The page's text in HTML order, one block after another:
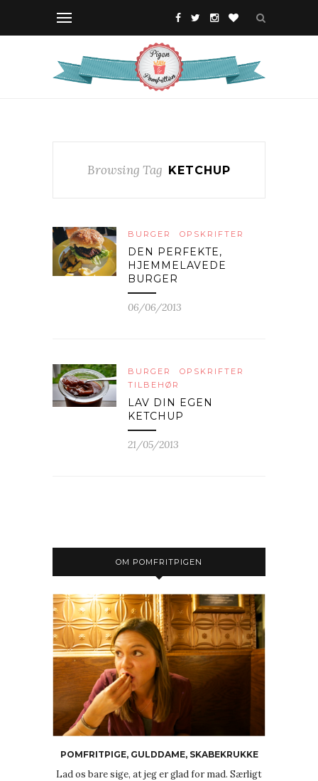
Browsing Tag KETCHUP
BURGER OPSKRIFTER
DEN PERFEKTE,
HJEMMELAVEDE
BURGER
06/06/2013
BURGER
OPSKRIFTER
TILBEHØR
LAV DIN EGEN
KETCHUP
21/05/2013
OM POMFRITPIGEN
POMFRITPIGE, GULDDAME, SKABEKRUKKE
Lad os bare sige, at jeg er glad for mad. Særligt